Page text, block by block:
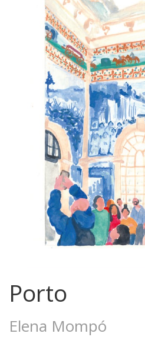
Porto
Elena Mompó